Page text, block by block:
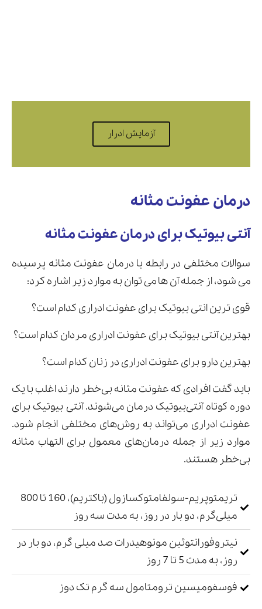
آزمایش ادرار
درمان عفونت مثانه
آنتی بیوتیک برای درمان عفونت مثانه
سوالات مختلفی در رابطه با درمان عفونت مثانه پرسیده
می شود، از جمله آن ها می توان به موارد زیر اشاره کرد:
قوی ترین انتی بیوتیک برای عفونت ادراری کدام است؟
بهترین آنتی بیوتیک برای عفونت ادراری مردان کدام است؟
بهترین دارو برای عفونت ادراری در زنان کدام است؟
باید گفت افرادی که عفونت مثانه بی‌خطر دارند اغلب با یک
دوره کوتاه آنتی‌بیوتیک درمان می‌شوند. آنتی بیوتیک برای
عفونت ادراری می‌تواند به روش‌های مختلفی انجام شود.
موارد زیر از جمله درمان‌های معمول برای التهاب مثانه
بی‌خطر هستند.
تریمتوپریم-سولفامتوکسازول (باکتریم)، 160 تا 800
میلی‌گرم، دو بار در روز، به مدت سه روز
نیتروفورانتوئین مونوهیدرات صد میلی گرم، دو بار در
روز، به مدت 5 تا 7 روز
فوسفومیسین ترومتامول سه گرم تک دوز